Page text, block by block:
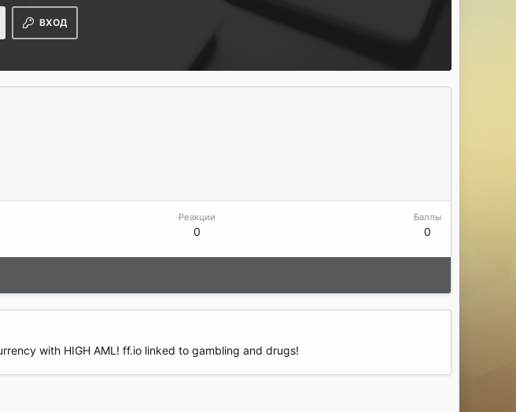
ВХОД
Реакции
0
Баллы
0
with HIGH AML! ff.io linked to gambling and drugs!